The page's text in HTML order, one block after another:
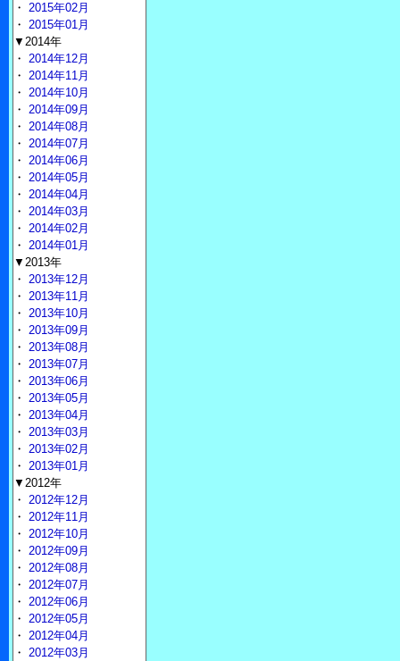
・ 2015年02月
・ 2015年01月
▼2014年
・ 2014年12月
・ 2014年11月
・ 2014年10月
・ 2014年09月
・ 2014年08月
・ 2014年07月
・ 2014年06月
・ 2014年05月
・ 2014年04月
・ 2014年03月
・ 2014年02月
・ 2014年01月
▼2013年
・ 2013年12月
・ 2013年11月
・ 2013年10月
・ 2013年09月
・ 2013年08月
・ 2013年07月
・ 2013年06月
・ 2013年05月
・ 2013年04月
・ 2013年03月
・ 2013年02月
・ 2013年01月
▼2012年
・ 2012年12月
・ 2012年11月
・ 2012年10月
・ 2012年09月
・ 2012年08月
・ 2012年07月
・ 2012年06月
・ 2012年05月
・ 2012年04月
・ 2012年03月